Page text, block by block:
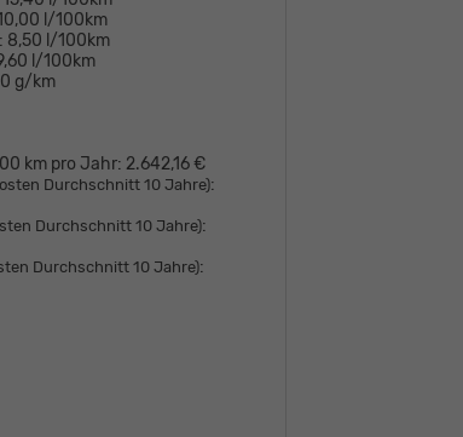
l/100km
8,50 l/100km
l/100km
g/km
km pro Jahr: 2.642,16 €
Durchschnitt 10 Jahre):
Durchschnitt 10 Jahre):
Durchschnitt 10 Jahre):